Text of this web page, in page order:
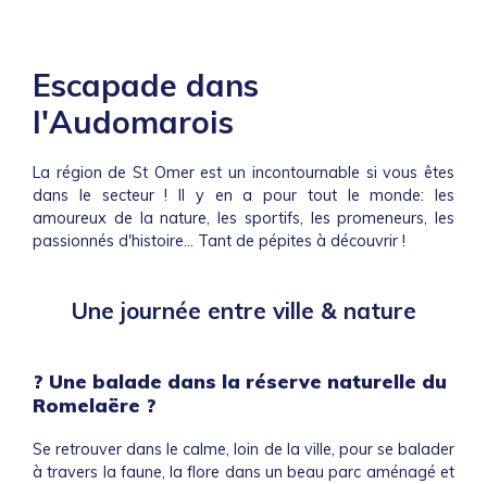
Escapade dans
l'Audomarois
La région de St Omer est un incontournable si vous êtes
dans le secteur ! Il y en a pour tout le monde: les
amoureux de la nature, les sportifs, les promeneurs, les
passionnés d'histoire... Tant de pépites à découvrir !
Une journée entre ville & nature
? Une balade dans la réserve naturelle du
Romelaëre ?
Se retrouver dans le calme, loin de la ville, pour se balader
à travers la faune, la flore dans un beau parc aménagé et